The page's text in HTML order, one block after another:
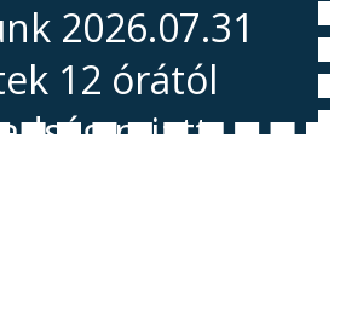
2026.07.31
12 órától
miatt